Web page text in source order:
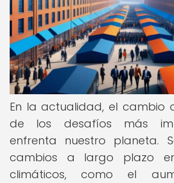
En la actualidad, el cambio
de los desafíos más
enfrenta nuestro planeta.
cambios a largo plazo
climáticos, como el